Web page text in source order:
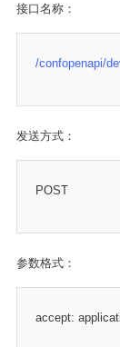
接口名称：
/confopenapi/
发送方式：
POST
参数格式：
accept: